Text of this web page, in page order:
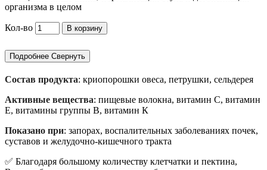
организма в целом
Кол-во В корзину
Подробнее Свернуть
Состав продукта: криопорошки овеса, петрушки, сельдерея
Активные вещества: пищевые волокна, витамин С, витамин
Е, витамины группы В, витамин К
Показано при: запорах, воспалительных заболеваниях почек,
суставов и желудочно-кишечного тракта
✅ Благодаря большому количеству клетчатки и пектина,